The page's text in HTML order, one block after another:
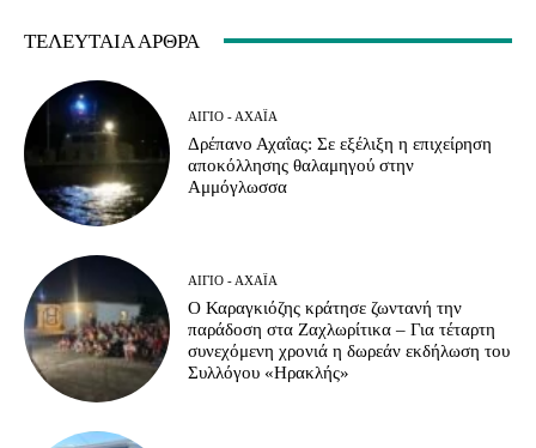
ΤΕΛΕΥΤΑΊΑ ΆΡΘΡΑ
ΑΊΓΙΟ - ΑΧΑΪ́Α
Δρέπανο Αχαΐας: Σε εξέλιξη η επιχείρηση
αποκόλλησης θαλαμηγού στην
Αμμόγλωσσα
ΑΊΓΙΟ - ΑΧΑΪ́Α
Ο Καραγκιόζης κράτησε ζωντανή την
παράδοση στα Ζαχλωρίτικα – Για τέταρτη
συνεχόμενη χρονιά η δωρεάν εκδήλωση του
Συλλόγου «Ηρακλής»